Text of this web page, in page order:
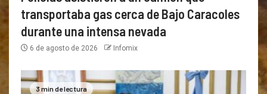
transportaba gas cerca de Bajo Caracoles
durante una intensa nevada
6 de agosto de 2026 Infomix
3 min de lectura